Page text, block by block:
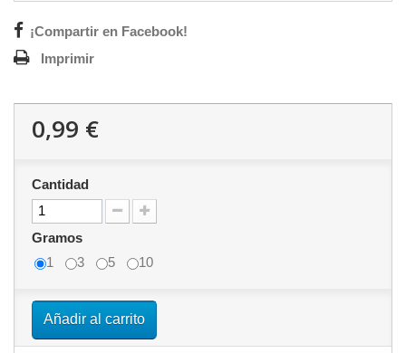
¡Compartir en Facebook!
Imprimir
0,99 €
Cantidad
Gramos
1
3 5 10
Añadir al carrito